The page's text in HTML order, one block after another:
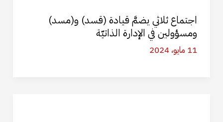
اجتماع ثلاثي يضمَّ قيادة (قسد) و(مسد)
ومسؤولين في الإدارة الذاتيّة
11 مايو، 2024